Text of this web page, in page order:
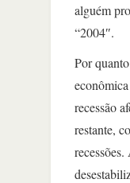
alguém
“2004″.
Por
recessão
restante,